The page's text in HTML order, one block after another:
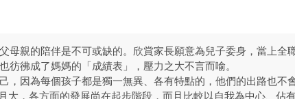
母親的陪伴是不可或缺的。欣賞家長願意為兒子委身，當上全
彷彿成了媽媽的「成績表」，壓力之大不言而喻。
，因為每個孩子都是獨一無異、各有特點的，他們的出路也不